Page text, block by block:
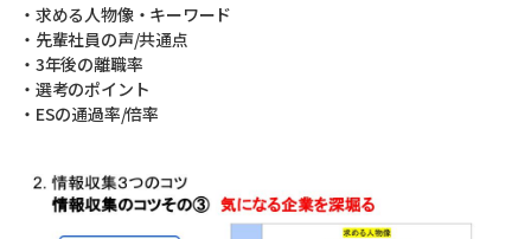
・求める人物像・キーワード
・先輩社員の声/共通点
・3年後の離職率
・選考のポイント
・ESの通過率/倍率